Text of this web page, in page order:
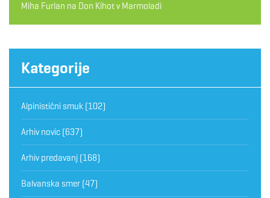
Miha Furlan na Don Kihot v Marmoladi
Kategorije
Alpinistični smuk (102)
Arhiv novic (637)
Arhiv predavanj (168)
Balvanska smer (47)